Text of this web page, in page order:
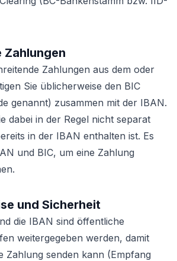
Zahlungen
Zahlungen aus dem oder
Sie üblicherweise den BIC
genannt) zusammen mit der IBAN.
dabei in der Regel nicht separat
in der IBAN enthalten ist. Es
und BIC, um eine Zahlung
und Sicherheit
die IBAN sind öffentliche
weitergegeben werden, damit
Zahlung senden kann (Empfang